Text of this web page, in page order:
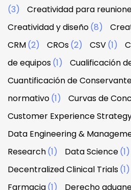
(3)
Creatividad para
Creatividad y diseño(8)
CRM(2) CROs(2) CSV(1)
de equipos(1) Cualificación
Cuantificación de
normativo(1) Curvas de
Customer Experience
Data Engineering &
Research(1) Data Science(1)
Decentralized Clinical Trials(1)
Farmacia(1) Derecho